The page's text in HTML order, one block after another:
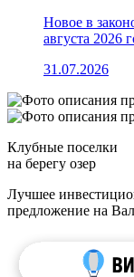
Новое в
августа 2026
31.07.2026
Клубные поселки
на берегу озер
Лучшее
предложение на